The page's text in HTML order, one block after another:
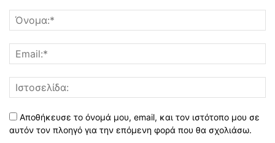
Αποθήκευσε το όνομά μου, email, και τον ιστότοπο μου σε
αυτόν τον πλοηγό για την επόμενη φορά που θα σχολιάσω.